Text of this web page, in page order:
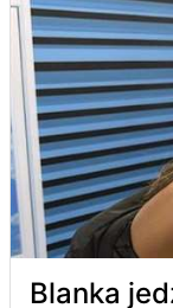
Blanka